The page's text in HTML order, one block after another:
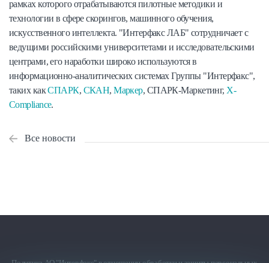
рамках которого отрабатываются пилотные методики и
технологии в сфере скорингов, машинного обучения,
искусственного интеллекта. "Интерфакс ЛАБ" сотрудничает с
ведущими российскими университетами и исследовательскими
центрами, его наработки широко используются в
информационно-аналитических системах Группы "Интерфакс",
таких какСПАРК, СКАН,Маркер, СПАРК-Маркетинг, X-
Compliance.
Все новости